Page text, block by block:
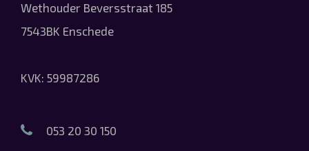
Wethouder Beversstraat 185
7543BK Enschede
KVK: 59987286
053 20 30 150